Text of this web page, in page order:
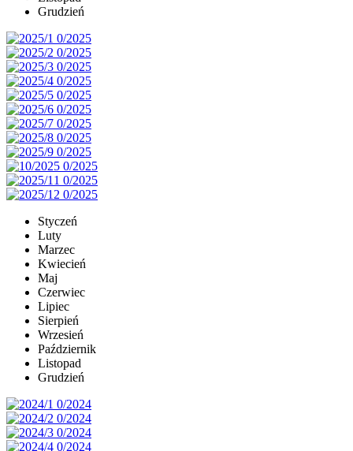
Grudzień
Styczeń
Luty
Marzec
Kwiecień
Maj
Czerwiec
Lipiec
Sierpień
Wrzesień
Październik
Listopad
Grudzień